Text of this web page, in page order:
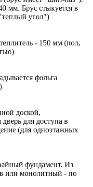
мм. Брус стыкуется в
угол")
- 150 мм (пол,
фольга
доской,
дверь для доступа в
(для одноэтажных
фундамент. Из
или монолитный - по